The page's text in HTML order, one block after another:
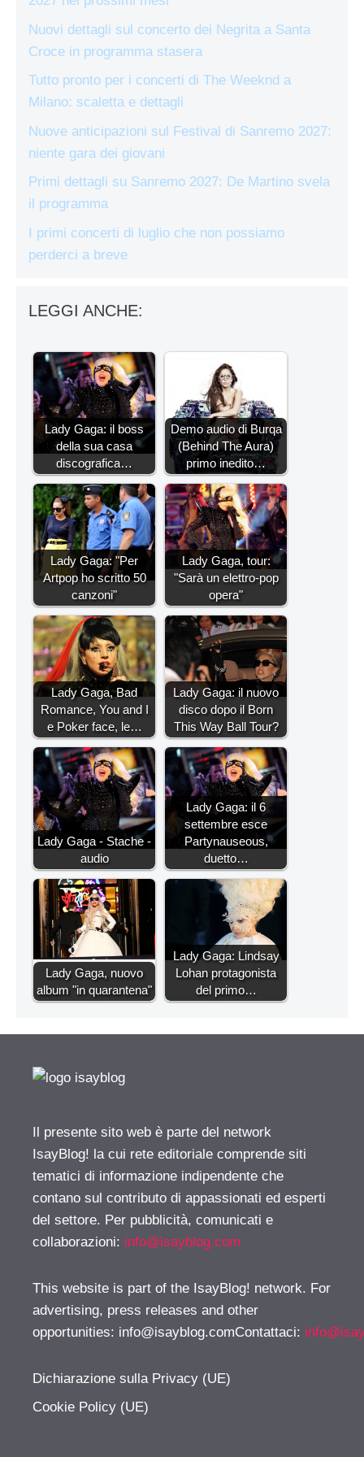
Nuovi dettagli sul concerto dei Negrita a Santa
Croce in programma stasera
Tutto pronto per i concerti di The Weeknd a
Milano: scaletta e dettagli
Nuove anticipazioni sul Festival di Sanremo 2027:
niente gara dei giovani
Primi dettagli su Sanremo 2027: De Martino svela
il programma
I primi concerti di luglio che non possiamo
perderci a breve
LEGGI ANCHE:
Lady Gaga: il boss
della sua casa
discografica…
Demo audio di Burqa
(Behind The Aura)
primo inedito…
Lady Gaga: "Per
Artpop ho scritto 50
canzoni"
Lady Gaga, tour:
"Sarà un elettro-pop
opera"
Lady Gaga, Bad
Romance, You and I
e Poker face, le…
Lady Gaga: il nuovo
disco dopo il Born
This Way Ball Tour?
Lady Gaga - Stache -
audio
Lady Gaga: il 6
settembre esce
Partynauseous,
duetto…
Lady Gaga, nuovo
album "in quarantena"
Lady Gaga: Lindsay
Lohan protagonista
del primo…
Il presente sito web è parte del network
IsayBlog! la cui rete editoriale comprende siti
tematici di informazione indipendente che
contano sul contributo di appassionati ed esperti
del settore. Per pubblicità, comunicati e
collaborazioni: info@isayblog.com
This website is part of the IsayBlog! network. For
advertising, press releases and other
opportunities: info@isayblog.comContattaci:
Dichiarazione sulla Privacy (UE)
Cookie Policy (UE)